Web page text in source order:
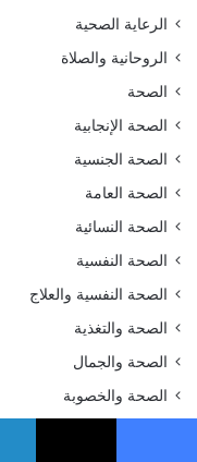
الرعاية الصحية
الروحانية والصلاة
الصحة
الصحة الإنجابية
الصحة الجنسية
الصحة العامة
الصحة النسائية
الصحة النفسية
الصحة النفسية والعلاج
الصحة والتغذية
الصحة والجمال
الصحة والخصوبة